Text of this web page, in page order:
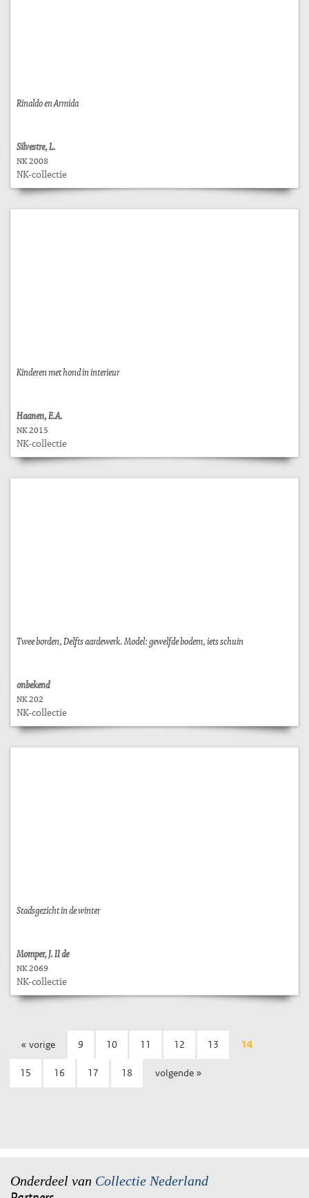
Rinaldo en Armida
Silvestre, L.
NK 2008
NK-collectie
Kinderen met hond in interieur
Haanen, E.A.
NK 2015
NK-collectie
Twee borden, Delfts aardewerk. Model: gewelfde bodem, iets schuin
onbekend
NK 202
NK-collectie
Stadsgezicht in de winter
Momper, J. II de
NK 2069
NK-collectie
« vorige 9 10 11 12 13 14
15 16 17 18 volgende »
Onderdeel van Collectie Nederland